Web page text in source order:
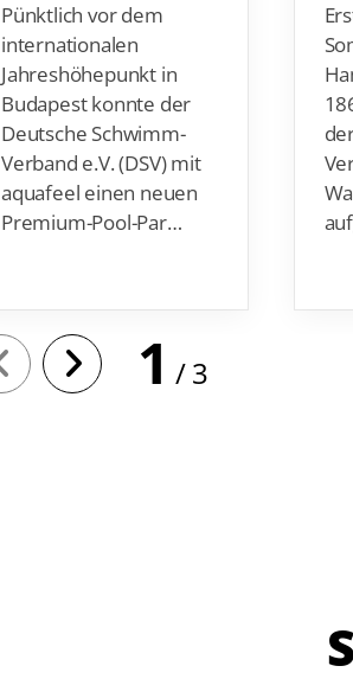
Pünktlich vor dem
internationalen
Jahreshöhepunkt in
Budapest konnte der
Deutsche Schwimm-
Verband e.V. (DSV) mit
aquafeel einen neuen
Premium-Pool-Par…
1 3